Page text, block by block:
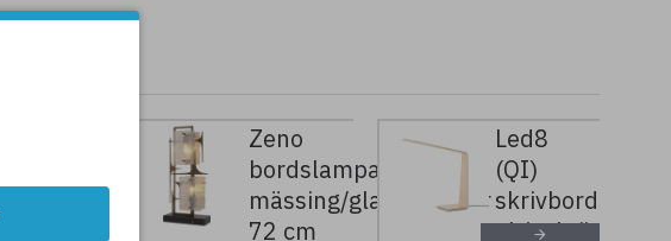
Zeno
bordslampa
mässing/glas/marmor
72 cm
Led8
(QI)
ek/valnöt/björk